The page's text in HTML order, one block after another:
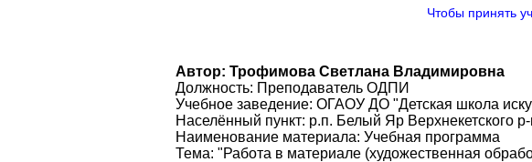
Чтобы принять
Автор: Трофимова Светлана Владимировна
Должность: Преподаватель ОДПИ
Учебное заведение: ОГАОУ ДО "Детская школа
Населённый пункт: р.п. Белый Яр Верхнекетского
Наименование материала: Учебная программа
Тема: "Работа в материале (художественная